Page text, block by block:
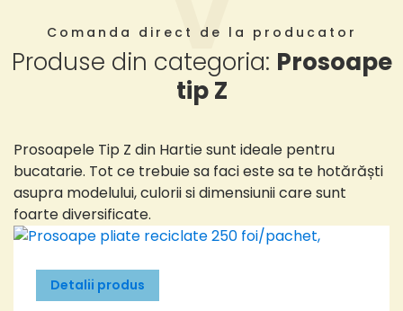
Comanda direct de la producator
Produse din categoria: Prosoape
tip Z
Prosoapele Tip Z din Hartie sunt ideale pentru
bucatarie. Tot ce trebuie sa faci este sa te hotărăști
asupra modelului, culorii si dimensiunii care sunt
foarte diversificate.
Detalii produs